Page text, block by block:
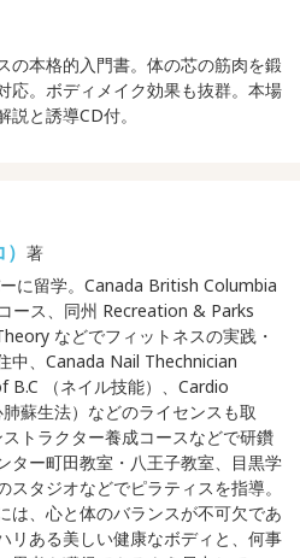
の本格的入門書。体の芯の筋肉を鍛
応。ボディメイク効果も抜群。本場
と誘導CD付。
）著
に留学。Canada British Columbia
ース、同州 Recreation & Parks
などでフィットネスの実践・
中、Canada Nail Thechnician
（ネイル技能）、Cardio
蘇生法）などのライセンスも取
トラクター養成コースなどで研鑽
ター町田教室・八王子教室、目黒学
タジオなどでピラティスを指導。
は、心と体のバランスが不可欠であ
リある美しい健康なボディと、何事